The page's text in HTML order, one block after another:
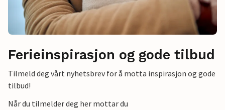
Ferieinspirasjon og gode tilbud
Tilmeld deg vårt nyhetsbrev for å motta inspirasjon og gode
tilbud!
Når du tilmelder deg her mottar du